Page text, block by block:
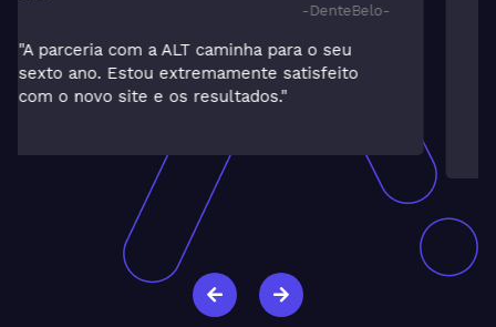
- Albert Imóveis-
"Estávamos tentando alavancar o setor de
vendas da imobiliária, já que a locação é
muito forte. Devo ao trabalho da ALT o